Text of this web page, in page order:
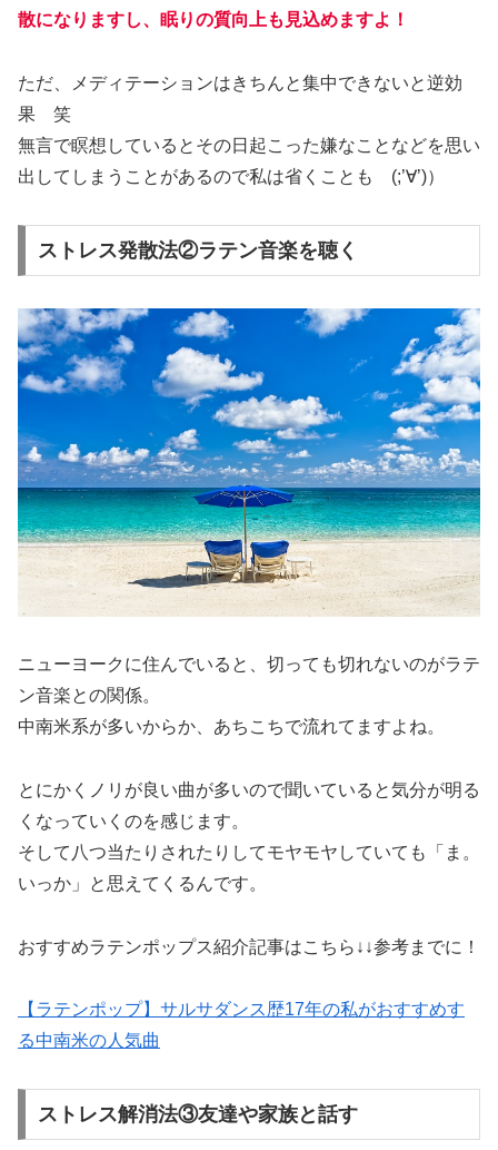
散になりますし、眠りの質向上も見込めますよ！
ただ、メディテーションはきちんと集中できないと逆効
果 笑
無言で瞑想しているとその日起こった嫌なことなどを思い
出してしまうことがあるので私は省くことも (;’∀’)）
ストレス発散法②ラテン音楽を聴く
ニューヨークに住んでいると、切っても切れないのがラテ
ン音楽との関係。
中南米系が多いからか、あちこちで流れてますよね。
とにかくノリが良い曲が多いので聞いていると気分が明る
くなっていくのを感じます。
そして八つ当たりされたりしてモヤモヤしていても「ま。
いっか」と思えてくるんです。
おすすめラテンポップス紹介記事はこちら↓↓参考までに！
【ラテンポップ】サルサダンス歴17年の私がおすすめす
る中南米の人気曲
ストレス解消法③友達や家族と話す